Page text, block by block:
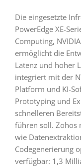
Die eingesetzte
PowerEdge XE-
Computing,
ermöglicht die
Latenz und hoher
integriert mit der
Platform und KI-
Prototyping und
schnelleren
führen soll. Zohos
wie
Codegenerierung
verfügbar: 1,3